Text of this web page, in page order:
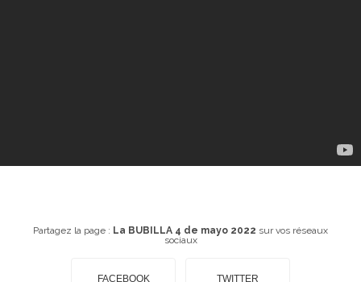
Partagez la page : La BUBILLA 4 de mayo 2022 sur vos réseaux
sociaux
FACEBOOK TWITTER